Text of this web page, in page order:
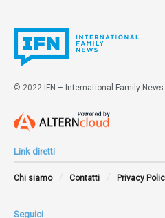
© 2022 IFN – International Family News
Link diretti
Chi siamo Contatti Privacy
Seguici